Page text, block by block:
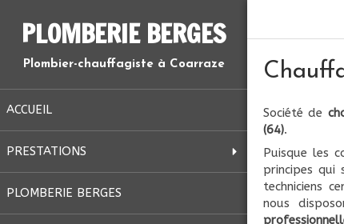
PLOMBERIE BERGES
Plombier-chauffagiste à Coarraze
ACCUEIL
PRESTATIONS
PLOMBERIE BERGES
Société de
(64).
Puisque les
principes qui
techniciens
nous